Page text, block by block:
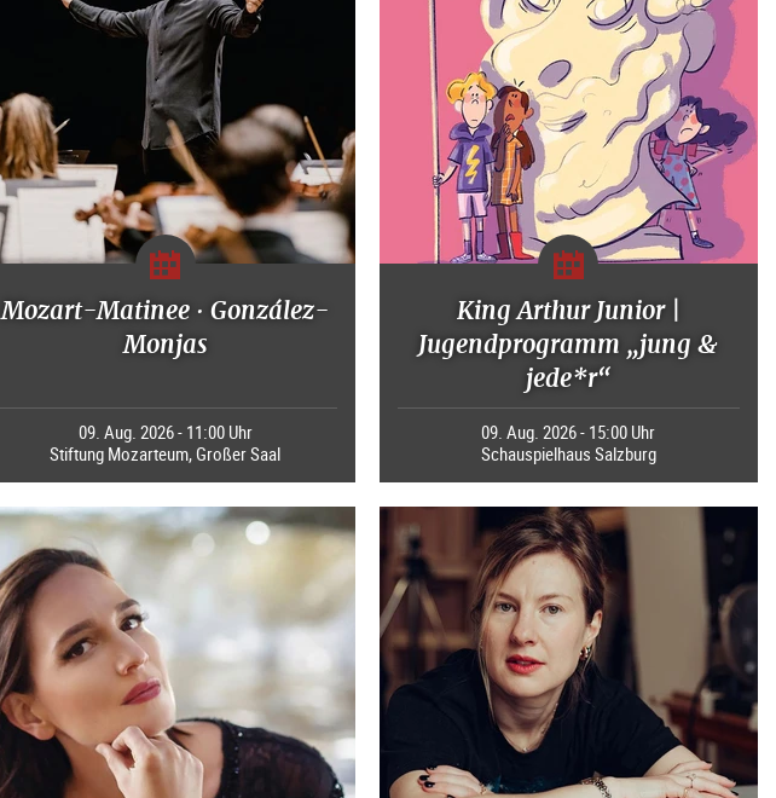
Mozart-Matinee · González-
Monjas
09. Aug. 2026 - 11:00 Uhr
Stiftung Mozarteum, Großer Saal
King Arthur Junior |
Jugendprogramm „jung &
jede*r“
09. Aug. 2026 - 15:00 Uhr
Schauspielhaus Salzburg